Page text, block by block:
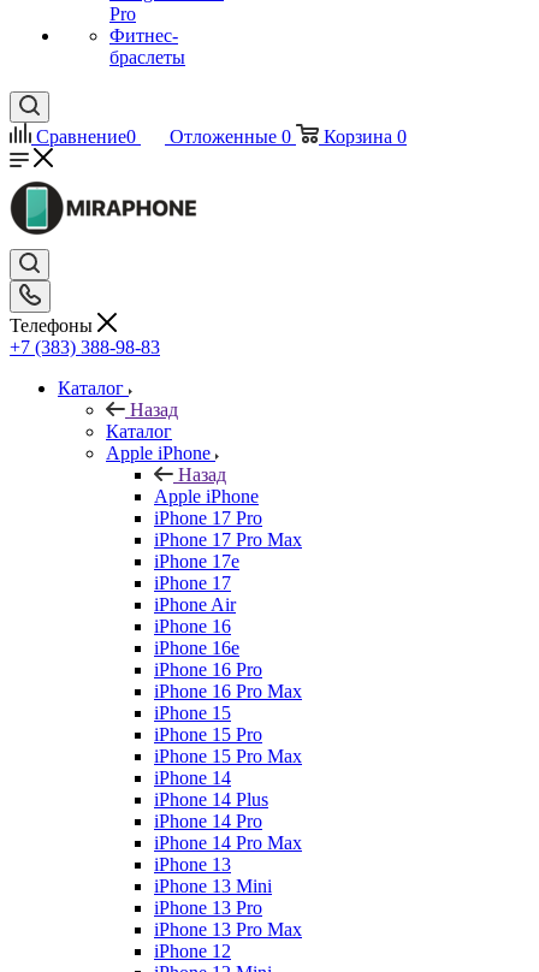
Pro
Фитнес-
браслеты
Сравнение0 Отложенные 0 Корзина 0
Телефоны
+7 (383) 388-98-83
Каталог
Назад
Каталог
Apple iPhone
Назад
Apple iPhone
iPhone 17 Pro
iPhone 17 Pro Max
iPhone 17e
iPhone 17
iPhone Air
iPhone 16
iPhone 16e
iPhone 16 Pro
iPhone 16 Pro Max
iPhone 15
iPhone 15 Pro
iPhone 15 Pro Max
iPhone 14
iPhone 14 Plus
iPhone 14 Pro
iPhone 14 Pro Max
iPhone 13
iPhone 13 Mini
iPhone 13 Pro
iPhone 13 Pro Max
iPhone 12